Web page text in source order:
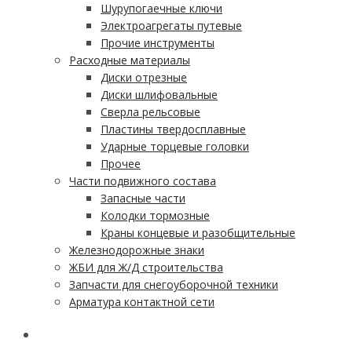
Шурупогаечные ключи
Электроагрегаты путевые
Прочие инструменты
Расходные материалы
Диски отрезные
Диски шлифовальные
Сверла рельсовые
Пластины твердосплавные
Ударные торцевые головки
Прочее
Части подвижного состава
Запасные части
Колодки тормозные
Краны концевые и разобщительные
Железнодорожные знаки
ЖБИ для Ж/Д строительства
Запчасти для снегоуборочной техники
Арматура контактной сети